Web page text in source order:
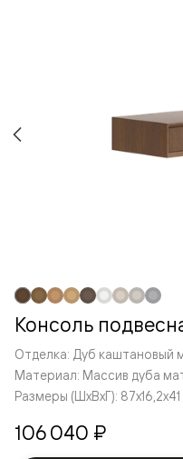
Консоль
Отделка: Дуб каштановый
Материал: Массив дуба
Размеры (ШxВxГ):
106 040 ₽